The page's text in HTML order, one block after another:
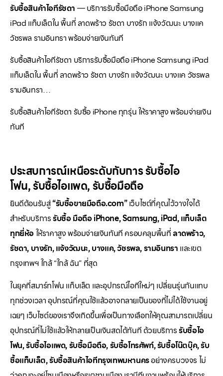
รับซื้อสินค้าไอทีรัชดา — บริการรับซื้อมือถือ iPhone Samsung
iPad แท็บเล็ตใน พื้นที่ ลาดพร้าว รัชดา บางรัก แจ้งวัฒนะ บางแค
วัชรพล รามอินทรา พร้อมจ่ายเงินทันที
รับซื้อสินค้าไอทีรัชดา บริการรับซื้อมือถือ iPhone Samsung iPad
แท็บเล็ตใน พื้นที่ ลาดพร้าว รัชดา บางรัก แจ้งวัฒนะ บางแค วัชรพล
รามอินทรา…
รับซื้อสินค้าไอทีรัชดา รับซื้อ iPhone ทุกรุ่น ให้ราคาสูง พร้อมจ่ายเงิน
ทันที
ประสบการณ์เหนือระดับกับการรับซื้อไอ
โฟน,รับซื้อไอแพด,รับซื้อมือถือ
ยินดีต้อนรับสู่“รับซื้อขายมือถือ.com”เว็บไซต์ที่คุณไว้วางใจได้
สำหรับบริการรับซื้อ มือถือ iPhone, Samsung, iPad, แท็บเล็ต
ทุกยี่ห้อให้ราคาสูง พร้อมจ่ายเงินทันที ครอบคลุมพื้นที่ลาดพร้าว,
รัชดา, บางรัก, แจ้งวัฒนะ, บางแค, วัชรพล, รามอินทรา และเขต
กรุงเทพฯ ใกล้ “ใกล้ ฉัน” ที่สุด
ในยุคที่สมาร์ทโฟน แท็บเล็ต และอุปกรณ์ไอทีใหม่ๆ เปลี่ยนรุ่นกันแทบ
ทุกช่วงเวลา อุปกรณ์ที่คุณใช้แล้วอาจกลายเป็นของที่ไม่ได้ใช้งานอยู่
เฉยๆ เว็บไซต์ของเราจึงเกิดขึ้นเพื่อเป็นทางเลือกให้คุณสามารถเปลี่ยน
อุปกรณ์ที่ไม่ใช้แล้วให้กลายเป็นเงินสดได้ทันที ด้วยบริการรับซื้อไอ
โฟน, รับซื้อไอแพด, รับซื้อมือถือ, รับซื้อโทรศัพท์, รับซื้อโน๊ตบุ๊ค, รับ
ซื้อแท็บเล็ต, รับซื้อสินค้าไอทีกรุงเทพมหานครอย่างครบวงจร ไม่